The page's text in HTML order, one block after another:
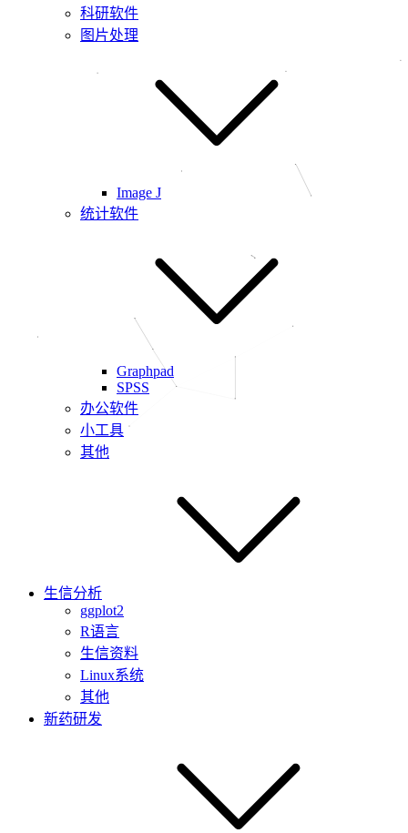
科研软件
图片处理
Image J
统计软件
Graphpad
SPSS
办公软件
小工具
其他
生信分析
ggplot2
R语言
生信资料
Linux系统
其他
新药研发